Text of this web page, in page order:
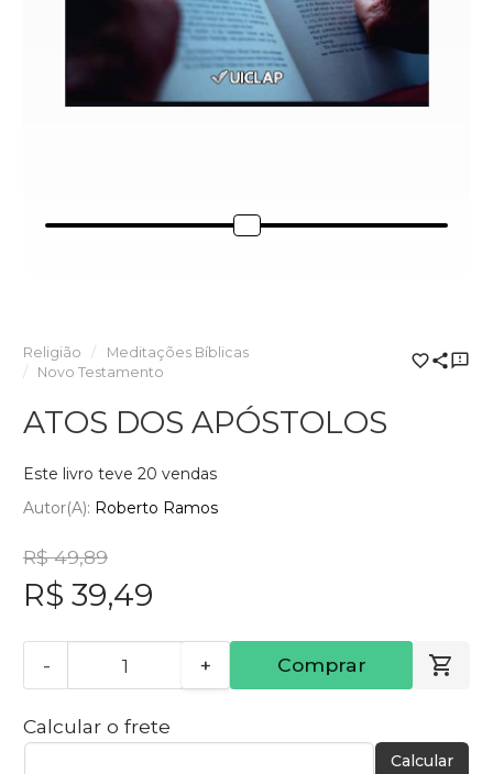
Religião
Meditações Bíblicas
Novo Testamento
ATOS DOS APÓSTOLOS
Este livro teve 20 vendas
Autor(a): Roberto Ramos
R$ 49,89
R$ 39,49
- + Comprar
Calcular o frete
Calcular